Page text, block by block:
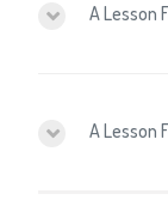
A Lesson
A Lesson